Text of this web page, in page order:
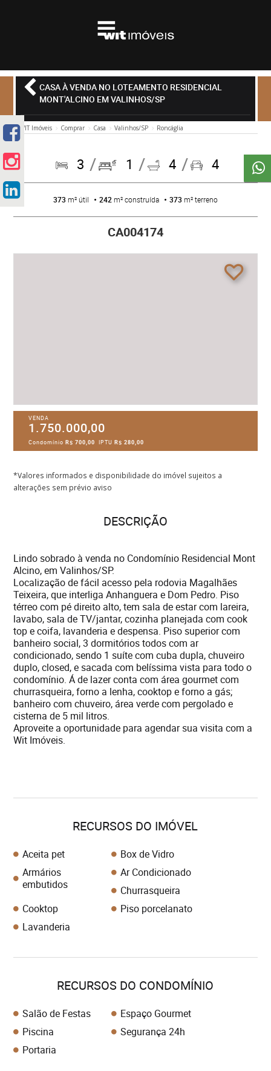
CASA À VENDA NO LOTEAMENTO RESIDENCIAL
MONT'ALCINO EM VALINHOS/SP
WIT Imóveis Comprar Casa Valinhos/SP Roncáglia
3 1 4 4
373 m² útil 242 m² construída 373 m² terreno
CA004174
VENDA
1.750.000,00
CondomínioR$ 700,00 IPTUR$ 280,00
*Valores informados e disponibilidade do imóvel sujeitos a
alterações sem prévio aviso
DESCRIÇÃO
Lindo sobrado à venda no Condomínio Residencial Mont
Alcino, em Valinhos/SP.
Localização de fácil acesso pela rodovia Magalhães
Teixeira, que interliga Anhanguera e Dom Pedro. Piso
térreo com pé direito alto, tem sala de estar com lareira,
lavabo, sala de TV/jantar, cozinha planejada com cook
top e coifa, lavanderia e despensa. Piso superior com
banheiro social, 3 dormitórios todos com ar
condicionado, sendo 1 suíte com cuba dupla, chuveiro
duplo, closed, e sacada com belíssima vista para todo o
condomínio. Á de lazer conta com área gourmet com
churrasqueira, forno a lenha, cooktop e forno a gás;
banheiro com chuveiro, área verde com pergolado e
cisterna de 5 mil litros.
Aproveite a oportunidade para agendar sua visita com a
Wit Imóveis.
RECURSOS DO IMÓVEL
Aceita pet
Box de Vidro
Armários
embutidos
Ar Condicionado
Churrasqueira
Cooktop
Piso porcelanato
Lavanderia
RECURSOS DO CONDOMÍNIO
Salão de Festas
Espaço Gourmet
Piscina
Segurança 24h
Portaria